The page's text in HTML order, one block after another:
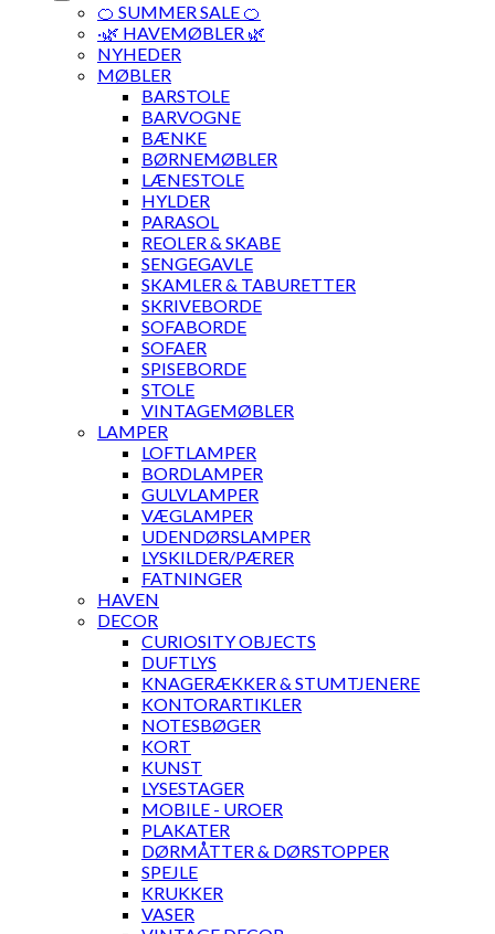
🍊 SUMMER SALE 🍊
·🌿 HAVEMØBLER 🌿
NYHEDER
MØBLER
BARSTOLE
BARVOGNE
BÆNKE
BØRNEMØBLER
LÆNESTOLE
HYLDER
PARASOL
REOLER & SKABE
SENGEGAVLE
SKAMLER & TABURETTER
SKRIVEBORDE
SOFABORDE
SOFAER
SPISEBORDE
STOLE
VINTAGEMØBLER
LAMPER
LOFTLAMPER
BORDLAMPER
GULVLAMPER
VÆGLAMPER
UDENDØRSLAMPER
LYSKILDER/PÆRER
FATNINGER
HAVEN
DECOR
CURIOSITY OBJECTS
DUFTLYS
KNAGERÆKKER & STUMTJENERE
KONTORARTIKLER
NOTESBØGER
KORT
KUNST
LYSESTAGER
MOBILE - UROER
PLAKATER
DØRMÅTTER & DØRSTOPPER
SPEJLE
KRUKKER
VASER